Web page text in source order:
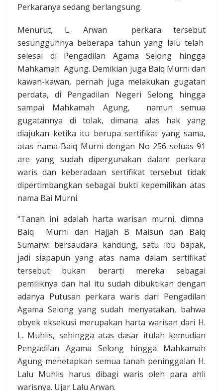
Perkaranya sedang berlangsung.
Menurut, L. Arwan perkara tersebut
sesungguhnya beberapa tahun yang lalu telah
selesai di Pengadilan Agama Selong hingga
Mahkamah Agung. Demikian juga Baiq Murni dan
kawan-kawan, pernah juga melakukan gugatan
perdata, di Pengadilan Negeri Selong hingga
sampai Mahkamah Agung, namun semua
gugatannya di tolak, dimana alas hak yang
diajukan ketika itu berupa sertifikat yang sama,
atas nama Baiq Murni dengan No 256 seluas 91
are yang sudah dipergunakan dalam perkara
waris dan keberadaan sertifikat tersebut tidak
dipertimbangkan sebagai bukti kepemilikan atas
nama Bai Murni.
“Tanah ini adalah harta warisan murni, dimna
Baiq Murni dan Hajjah B Maisun dan Baiq
Sumarwi bersaudara kandung, satu ibu bapak,
jadi siapapun yang atas nama dalam sertifikat
tersebut bukan berarti mereka sebagai
pemiliknya dan hal itu sudah dibuktikan dengan
adanya Putusan perkara waris dari Pengadilan
Agama Selong yang sudah menyatakan, bahwa
obyek eksekusi merupakan harta warisan dari H.
L. Muhlis, sehingga atas dasar itulah kemudian
Pengadilan Agama Selong hingga Mahkamah
Agung menetapkan semua tanah peninggalan H.
Lalu Muhlis harus dibagi waris oleh para ahli
warisnya. Ujar Lalu Arwan.